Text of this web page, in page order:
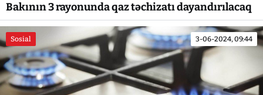
Bakının 3 rayonunda qaz təchizatı dayandırılacaq
Sosial 3-06-2024, 09:44